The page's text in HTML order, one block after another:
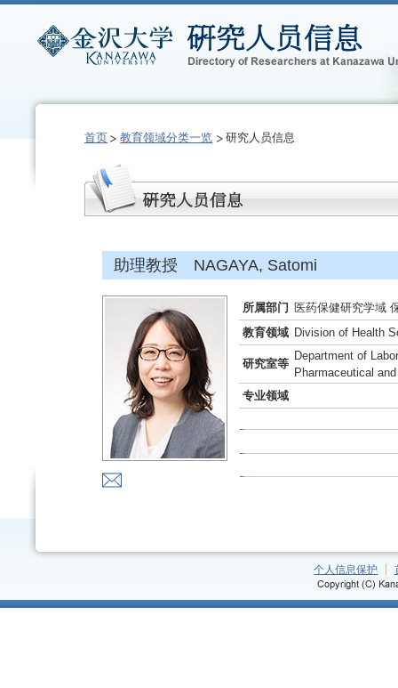
首页 教育领域分类一览 研究人员信息
助理教授 NAGAYA, Satomi
所属部门 医药保健研究学域
教育领域 Division of Health
研究室等
Department of
Pharmaceutical
专业领域
个人信息保护